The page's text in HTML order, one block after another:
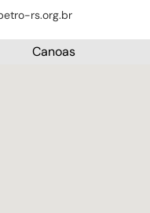
rs.org.br
Canoas